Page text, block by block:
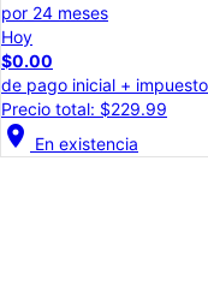
por 24 meses
Hoy
$0.00
de pago inicial +
Precio total: $229.99
location_on En existencia